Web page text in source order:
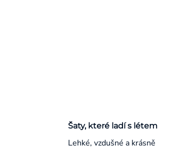
Šaty, které ladí s létem
Lehké, vzdušné a krásně